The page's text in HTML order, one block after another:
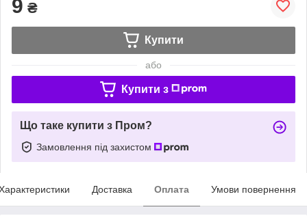
9 ₴
Купити
або
Купити з
Що таке купити з Пром?
Замовлення під захистом
Доставка Оплата Умови повернення